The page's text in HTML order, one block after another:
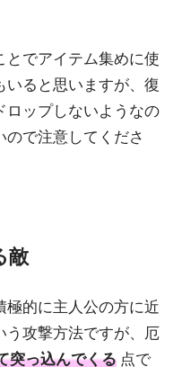
とでアイテム集めに使
いると思いますが、復
ロップしないようなの
で注意してくださ
敵
極的に主人公の方に近
う攻撃方法ですが、厄
突っ込んでくる 点で